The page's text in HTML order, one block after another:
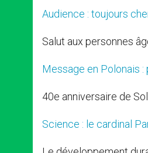
Audience : toujours
Salut aux personnes
Message en Polonais
40e anniversaire de
Science : le cardinal